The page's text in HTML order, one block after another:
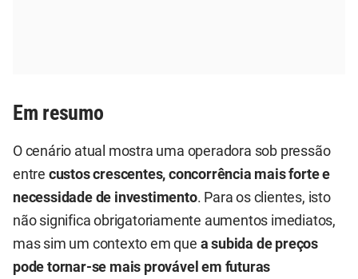
Em resumo
O cenário atual mostra uma operadora sob pressão
entre custos crescentes, concorrência mais forte e
necessidade de investimento. Para os clientes, isto
não significa obrigatoriamente aumentos imediatos,
mas sim um contexto em que a subida de preços
pode tornar-se mais provável em futuras